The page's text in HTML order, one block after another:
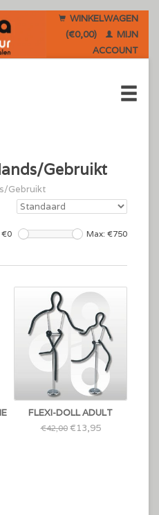
WINKELWAGEN
(€0,00)
MIJN
ACCOUNT
Gebruikt
Gebruikt
€0 Max: €750
FLEXI-DOLL ADULT
€42,00€13,95